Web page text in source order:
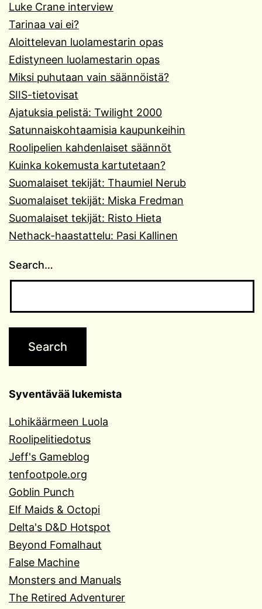
Luke Crane interview
Tarinaa vai ei?
Aloittelevan luolamestarin opas
Edistyneen luolamestarin opas
Miksi puhutaan vain säännöistä?
SIIS-tietovisat
Ajatuksia pelistä: Twilight 2000
Satunnaiskohtaamisia kaupunkeihin
Roolipelien kahdenlaiset säännöt
Kuinka kokemusta kartutetaan?
Suomalaiset tekijät: Thaumiel Nerub
Suomalaiset tekijät: Miska Fredman
Suomalaiset tekijät: Risto Hieta
Nethack-haastattelu: Pasi Kallinen
Search…
Syventävää lukemista
Lohikäärmeen Luola
Roolipelitiedotus
Jeff's Gameblog
tenfootpole.org
Goblin Punch
Elf Maids & Octopi
Delta's D&D Hotspot
Beyond Fomalhaut
False Machine
Monsters and Manuals
The Retired Adventurer